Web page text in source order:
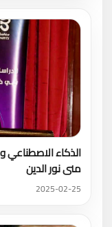
الذكاء الاصطناعي
منى نور الدين
2025-02-25